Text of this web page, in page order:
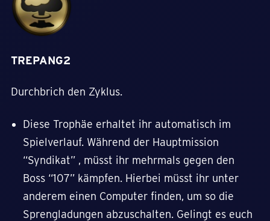
TREPANG2
Durchbrich den Zyklus.
Diese Trophäe erhaltet ihr automatisch im
Spielverlauf. Während der Hauptmission
“Syndikat” , müsst ihr mehrmals gegen den
Boss “107” kämpfen. Hierbei müsst ihr unter
anderem einen Computer finden, um so die
Sprengladungen abzuschalten. Gelingt es euch